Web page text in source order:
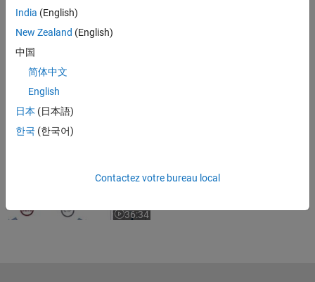
36:34
Video length is 36:34
Algorithms...
India (English)
New Zealand (English)
中国
简体中文
English
日本 (日本語)
한국 (한국어)
Contactez votre bureau local